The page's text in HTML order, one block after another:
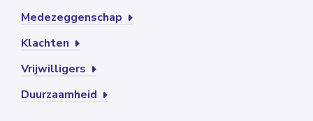
Medezeggenschap
Klachten
Vrijwilligers
Duurzaamheid